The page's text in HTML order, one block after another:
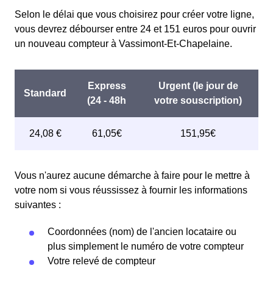
Chapelaine. Ce tarif existe chez la plupart des
fournisseurs d'électricité de France et est disponible
pour les Vassimoniots éligibles. 💡🏠
l'électricité est quatre fois plus cher, tandis que tous les
autres jours de l'année, le prix est 20% moins cher par
rapport au tarif normal à Vassimont-Et-Chapelaine. ⚡💸
Selon le délai que vous choisirez pour créer votre ligne,
vous devrez débourser entre 24 et 151 euros pour ouvrir
un nouveau compteur à Vassimont-Et-Chapelaine.
Vous n'aurez aucune démarche à faire pour le mettre à
votre nom si vous réussissez à fournir les informations
suivantes :
Coordonnées (nom) de l'ancien locataire ou
plus simplement le numéro de votre compteur
Votre relevé de compteur